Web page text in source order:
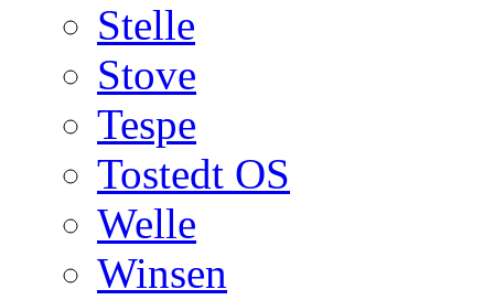
Stelle
Stove
Tespe
Tostedt OS
Welle
Winsen